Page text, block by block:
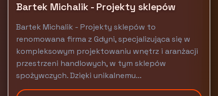
Bartek Michalik - Projekty sklepów
Bartek Michalik - Projekty sklepów to
renomowana firma z Gdyni, specjalizująca się w
kompleksowym projektowaniu wnętrz i aranżacji
przestrzeni handlowych, w tym sklepów
spożywczych. Dzięki unikalnemu...